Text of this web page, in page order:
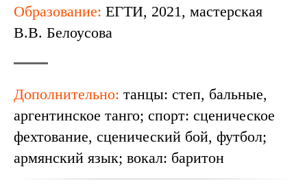
Образование: ЕГТИ, 2021, мастерская
В.В. Белоусова
Дополнительно: танцы: степ, бальные,
аргентинское танго; спорт: сценическое
фехтование, сценический бой, футбол;
армянский язык; вокал: баритон